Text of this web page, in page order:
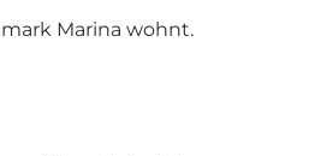
Marina wohnt.